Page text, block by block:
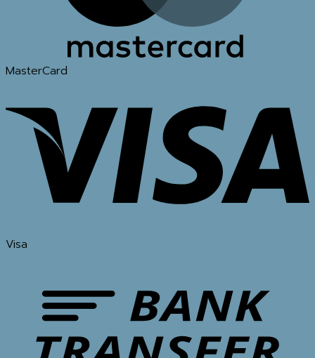
MasterCard
Visa